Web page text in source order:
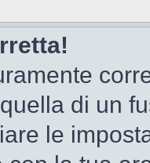
di un
le